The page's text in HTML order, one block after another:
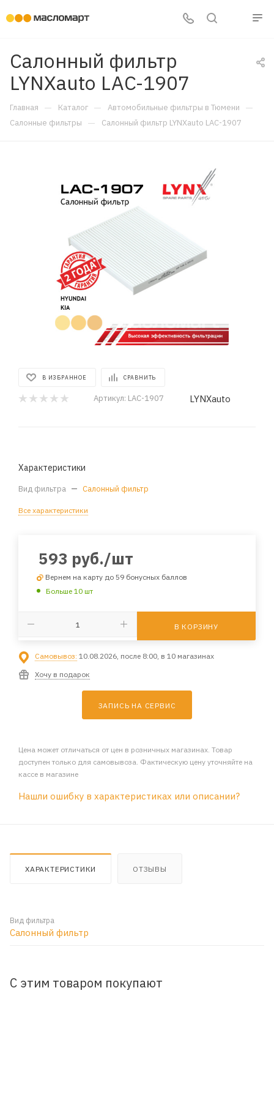
Салонный фильтр
LYNXauto LAC-1907
Главная — Каталог — Автомобильные фильтры в Тюмени —
Салонные фильтры — Салонный фильтр LYNXauto LAC-1907
В ИЗБРАННОЕ СРАВНИТЬ
Артикул: LAC-1907 LYNXauto
Характеристики
Вид фильтра — Салонный фильтр
Все характеристики
593 руб./шт
Вернем на карту до 59 бонусных баллов
Больше 10 шт
В КОРЗИНУ
Самовывоз: 10.08.2026, после 8:00, в 10 магазинах
Хочу в подарок
ЗАПИСЬ НА СЕРВИС
Цена может отличаться от цен в розничных магазинах. Товар
доступен только для самовывоза. Фактическую цену уточняйте на
кассе в магазине
Нашли ошибку в характеристиках или описании?
ХАРАКТЕРИСТИКИ ОТЗЫВЫ
Вид фильтра
Салонный фильтр
С этим товаром покупают